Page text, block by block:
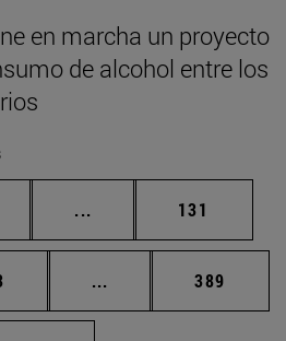
en marcha un proyecto
de alcohol entre los
... Páginas intermedias
Página
131
... Páginas intermedias
Página
389